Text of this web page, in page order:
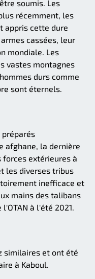
soumis. Les
récemment, les
appris cette dure
cassées, leur
mondiale. Les
vastes montagnes
durs comme
sont éternels.
préparés
afghane, la dernière
forces extérieures à
les diverses tribus
inefficace et
mains des talibans
à l'été 2021.
similaires et ont été
à Kaboul.